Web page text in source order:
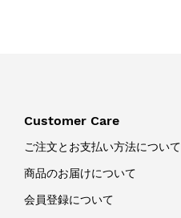
Customer Care
ご注文とお支払い方法について
商品のお届けについて
会員登録について